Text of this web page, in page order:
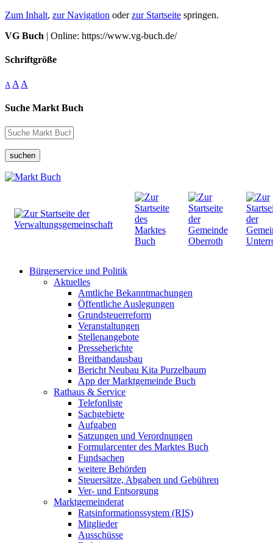
Zum Inhalt, zur Navigation oderzur Startseite springen.
VG Buch | Online: https://www.vg-buch.de/
Schriftgröße
A A A
Suche Markt Buch
suchen
Bürgerservice und Politik
Aktuelles
Amtliche Bekanntmachungen
Öffentliche Auslegungen
Grundsteuerreform
Veranstaltungen
Stellenangebote
Presseberichte
Breitbandausbau
Bericht Neubau Kita Purzelbaum
App der Marktgemeinde Buch
Rathaus & Service
Telefonliste
Sachgebiete
Aufgaben
Satzungen und Verordnungen
Formularcenter des Marktes Buch
Fundsachen
weitere Behörden
Steuersätze, Abgaben und Gebühren
Ver- und Entsorgung
Marktgemeinderat
Ratsinformationssystem (RIS)
Mitglieder
Ausschüsse